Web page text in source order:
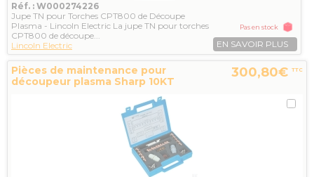
Réf. : W000274226
Jupe TN pour Torches CPT800 de Découpe
Plasma - Lincoln Electric La jupe TN pour torches
CPT800 de découpe...
Lincoln Electric
Pas en stock
EN SAVOIR PLUS
Pièces de maintenance pour
découpeur plasma Sharp 10KT
300,80€ TTC